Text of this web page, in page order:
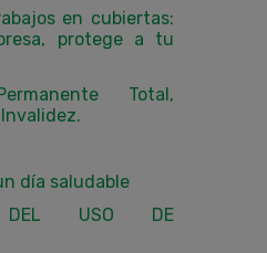
en cubiertas:
protege a tu
Total,
día saludable
DEL USO DE